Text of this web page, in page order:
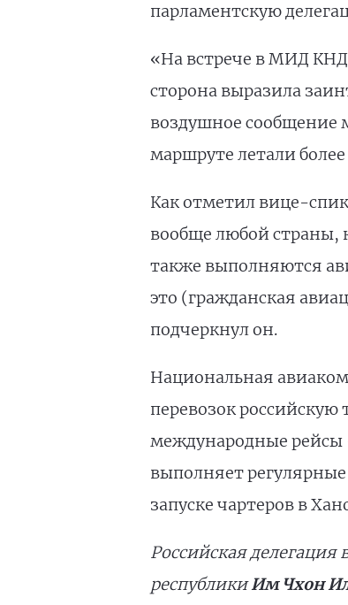
парламентскую
«На встрече в МИД
сторона выразила
воздушное сообщение
маршруте летали
Как отметил вице-
вообще любой страны,
также выполняются
это (гражданская
подчеркнул он.
Национальная
перевозок
международные рейсы
выполняет
запуске чартеров в
Российская делегация
республикиИм Чхон